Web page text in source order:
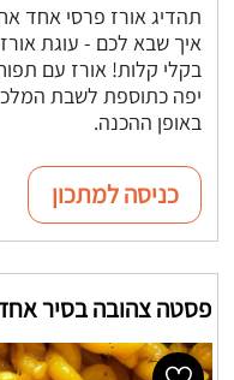
תהדיג אורז פרסי אחד
איך שבא לכם - עוגת
בקלי קלות! אורז עם
יפה כתוספת לשבת
באופן ההכנה.
כניסה למתכון
פסטה צהובה בסיר